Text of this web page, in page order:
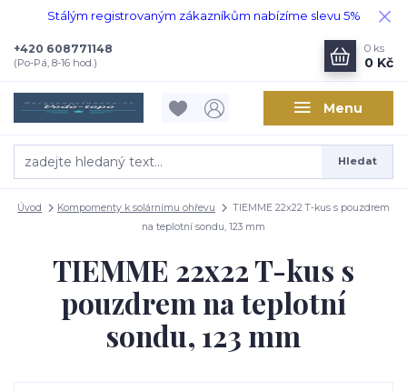
Stálým registrovaným zákazníkům nabízíme slevu 5%
Menu
Hledat
+420 608771148
(Po-Pá, 8-16 hod.)
0 ks
0 Kč
Úvod Kompomenty k solárnímu ohřevu
TIEMME 22x22 T-kus s pouzdrem
na teplotní sondu, 123 mm
TIEMME 22x22 T-kus s
pouzdrem na teplotní
sondu, 123 mm